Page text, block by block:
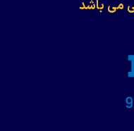
می باشد